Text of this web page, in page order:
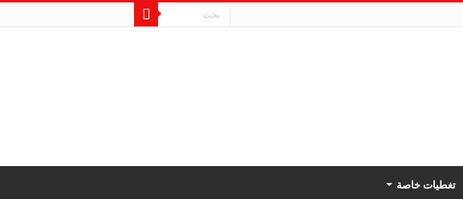
تغطيات خاصة